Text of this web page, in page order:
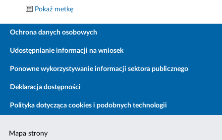
Pokaż metkę
Ochrona danych osobowych
Udostępnianie informacji na wniosek
Ponowne wykorzystywanie informacji sektora publicznego
Deklaracja dostępności
Polityka dotycząca cookies i podobnych technologii
Mapa strony